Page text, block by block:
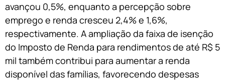
avançou 0,5%, enquanto a percepção sobre
emprego e renda cresceu 2,4% e 1,6%,
respectivamente. A ampliação da faixa de isenção
do Imposto de Renda para rendimentos de até R$ 5
mil também contribui para aumentar a renda
disponível das famílias, favorecendo despesas